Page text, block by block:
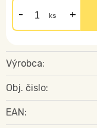
ks
Výrobca:
Obj. čislo:
EAN: